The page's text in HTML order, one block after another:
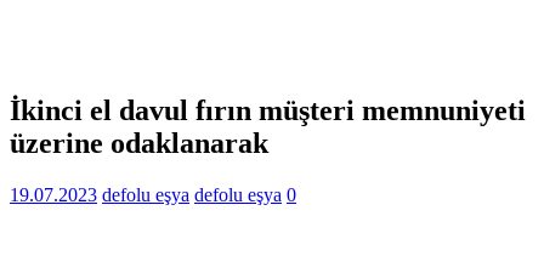
İkinci el davul fırın müşteri memnuniyeti
üzerine odaklanarak
19.07.2023 defolu eşya defolu eşya 0